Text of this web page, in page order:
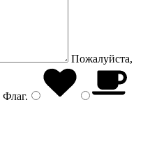
Пожалуйста,
Флаг.